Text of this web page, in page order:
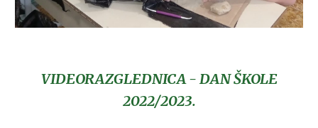
VIDEORAZGLEDNICA - DAN ŠKOLE
2022/2023.